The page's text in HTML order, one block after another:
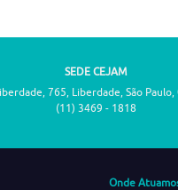
SEDE CEJAM
765, Liberdade, São
(11) 3469 - 1818
Onde